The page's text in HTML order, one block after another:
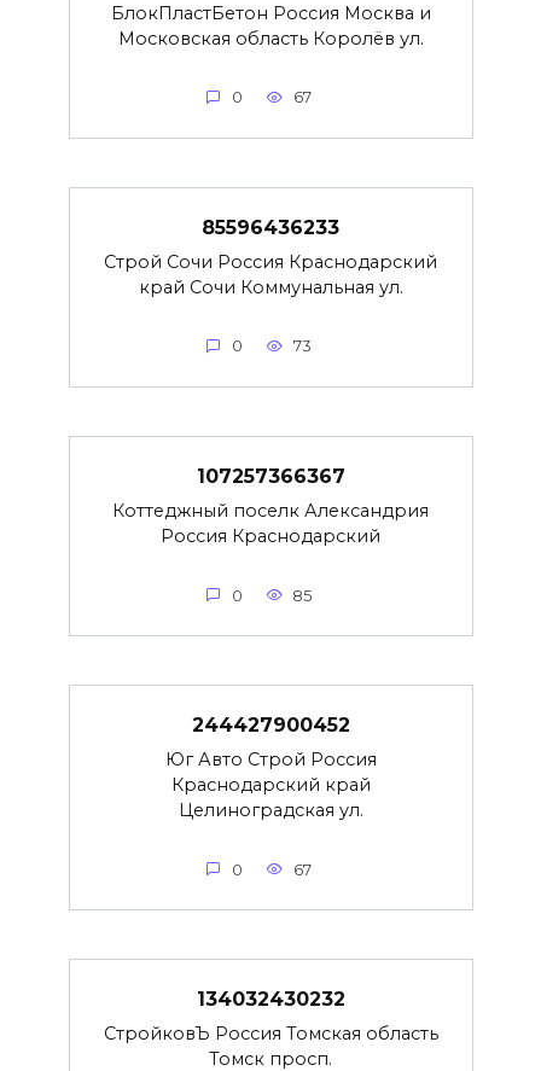
БлокПластБетон Россия Москва и
Московская область Королёв ул.
0 67
85596436233
Строй Сочи Россия Краснодарский
край Сочи Коммунальная ул.
0 73
107257366367
Коттеджный поселк Александрия
Россия Краснодарский
0 85
244427900452
Юг Авто Строй Россия
Краснодарский край
Целиноградская ул.
0 67
134032430232
СтройковЪ Россия Томская область
Томск просп.